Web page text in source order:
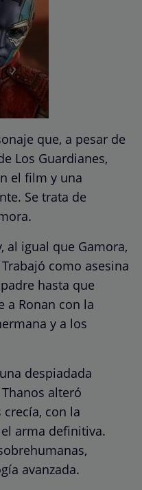
que, a pesar de
Los Guardianes,
el film y una
Se trata de
al igual que Gamora,
como asesina
hasta que
a Ronan con la
y a los
despiadada
alteró
con la
arma definitiva.
avanzada.